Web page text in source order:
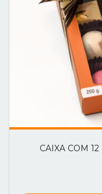
CAIXA COM